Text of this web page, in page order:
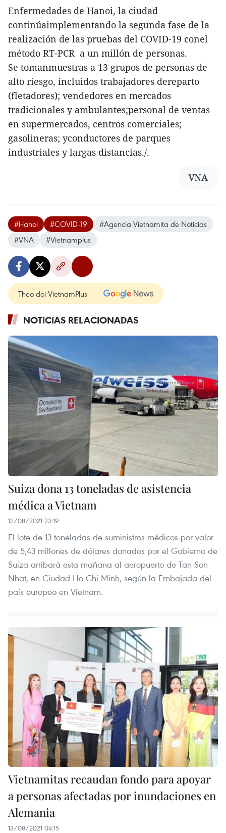
Enfermedades de Hanoi, la ciudad
continúaimplementando la segunda fase de la
realización de las pruebas del COVID-19 conel
método RT-PCR a un millón de personas.
Se tomanmuestras a 13 grupos de personas de
alto riesgo, incluidos trabajadores dereparto
(fletadores); vendedores en mercados
tradicionales y ambulantes;personal de ventas
en supermercados, centros comerciales;
gasolineras; yconductores de parques
industriales y largas distancias./.
VNA
#Hanoi #COVID-19
#Agencia Vietnamita de Noticias
#VNA
#Vietnamplus
Theo dõi VietnamPlus
NOTICIAS RELACIONADAS
Suiza dona 13 toneladas de asistencia
médica a Vietnam
12/08/2021 23:19
El lote de 13 toneladas de suministros médicos por valor
de 5,43 millones de dólares donados por el Gobierno de
Suiza arribará esta mañana al aeropuerto de Tan Son
Nhat, en Ciudad Ho Chi Minh, según la Embajada del
país europeo en Vietnam.
Vietnamitas recaudan fondo para apoyar
a personas afectadas por inundaciones en
Alemania
13/08/2021 04:15